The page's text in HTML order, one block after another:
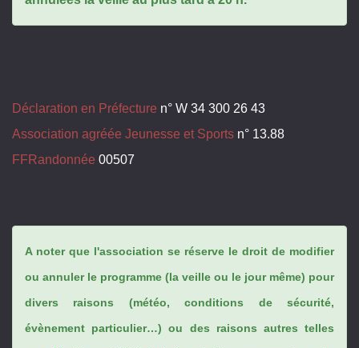
Déclaration en Préfecture n° W 34 300 26 43
Association agréée Jeunesse et Sports n° 13.88
FFRandonnée 00507
A noter que l'association se réserve le droit de modifier
ou annuler le programme (la veille ou le jour même) pour
divers raisons (météo, conditions de sécurité,
évènement particulier…) ou des raisons autres telles